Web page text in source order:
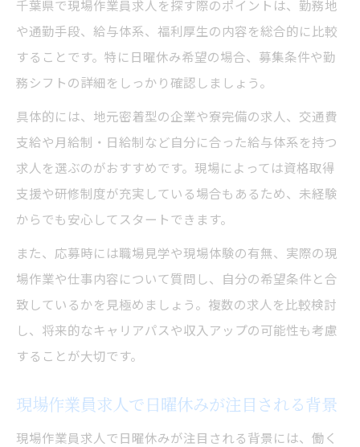
千葉県で現場作業員求人を探す際のポイントは、勤務地
や通勤手段、給与体系、福利厚生の内容を総合的に比較
することです。特に日曜休み希望の場合、募集条件や勤
務シフトの詳細をしっかり確認しましょう。
具体的には、地元密着型の企業や寮完備の求人、交通費
支給や月給制・日給制など自分に合った給与体系を持つ
求人を選ぶのがおすすめです。現場によっては資格取得
支援や研修制度が充実している場合もあるため、未経験
からでも安心してスタートできます。
また、応募時には職場見学や現場体験の有無、実際の現
場作業や仕事内容について質問し、自分の希望条件と合
致しているかを見極めましょう。複数の求人を比較検討
し、将来的なキャリアパスや収入アップの可能性も考慮
することが大切です。
現場作業員求人で日曜休みが注目される背景
現場作業員求人で日曜休みが注目される背景には、働く